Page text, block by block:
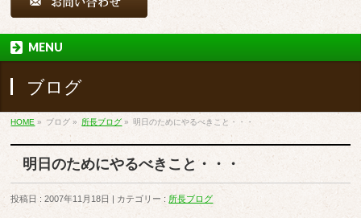
MENU
ブログ
HOME » ブログ » 所長ブログ » 明日のためにやるべきこと・・・
明日のためにやるべきこと・・・
投稿日 : 2007年11月18日 カテゴリー : 所長ブログ